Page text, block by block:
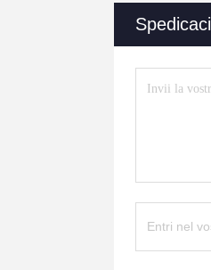
Spedicaci